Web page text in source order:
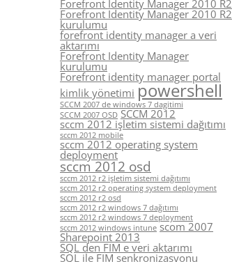
Forefront Identity Manager 2010 R2
Forefront Identity Manager 2010 R2
kurulumu
forefront identity manager a veri
aktarımı
Forefront Identity Manager
kurulumu
Forefront identity manager portal
kimlik yönetimi powershell
SCCM 2007 de windows 7 dagitimi
SCCM 2007 OSD SCCM 2012
sccm 2012 işletim sistemi dağıtımı
sccm 2012 mobile
sccm 2012 operating system
deployment
sccm 2012 osd
sccm 2012 r2 işletim sistemi dağıtımı
sccm 2012 r2 operating system deployment
sccm 2012 r2 osd
sccm 2012 r2 windows 7 dağıtımı
sccm 2012 r2 windows 7 deployment
sccm 2012 windows intune scom 2007
Sharepoint 2013
SQL den FIM e veri aktarımı
SQL ile FIM senkronizasyonu